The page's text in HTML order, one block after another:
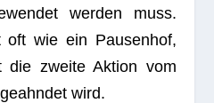
wer­den muss.
wie ein Pau­sen­hof,
die zweite Aktion vom
wird.